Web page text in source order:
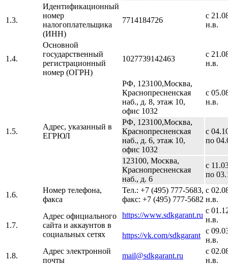
1.3.
Идентификационный
номер
налогоплательщика
(ИНН)
7714184726
с
н.в.
1.4.
Основной
государственный
регистрационный
номер (ОГРН)
1027739142463
с
н.в.
1.5.
Адрес, указанный в
ЕГРЮЛ
РФ, 123100,Москва,
Краснопресненская
наб., д. 8, этаж 10,
офис 1032
с
н.в.
РФ, 123100,Москва,
Краснопресненская
наб., д. 6, этаж 10,
офис 1032
с
по
123100, Москва,
Краснопресненская
наб., д. 6
с
по
1.6.
Номер телефона,
факса
Тел.: +7 (495) 777-5683,
факс: +7 (495) 777-5682
с
н.в.
1.7.
Адрес официального
сайта и аккаунтов в
социальных сетях
https://www.sdkgarant.ru
с
н.в.
https://vk.com/sdkgarant
с
н.в.
1.8.
Адрес электронной
почты
mail@sdkgarant.ru
с
н.в.